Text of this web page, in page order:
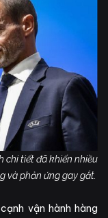
chi tiết đã khiến nhiều
và phản ứng gay gắt.
vận hành hàng